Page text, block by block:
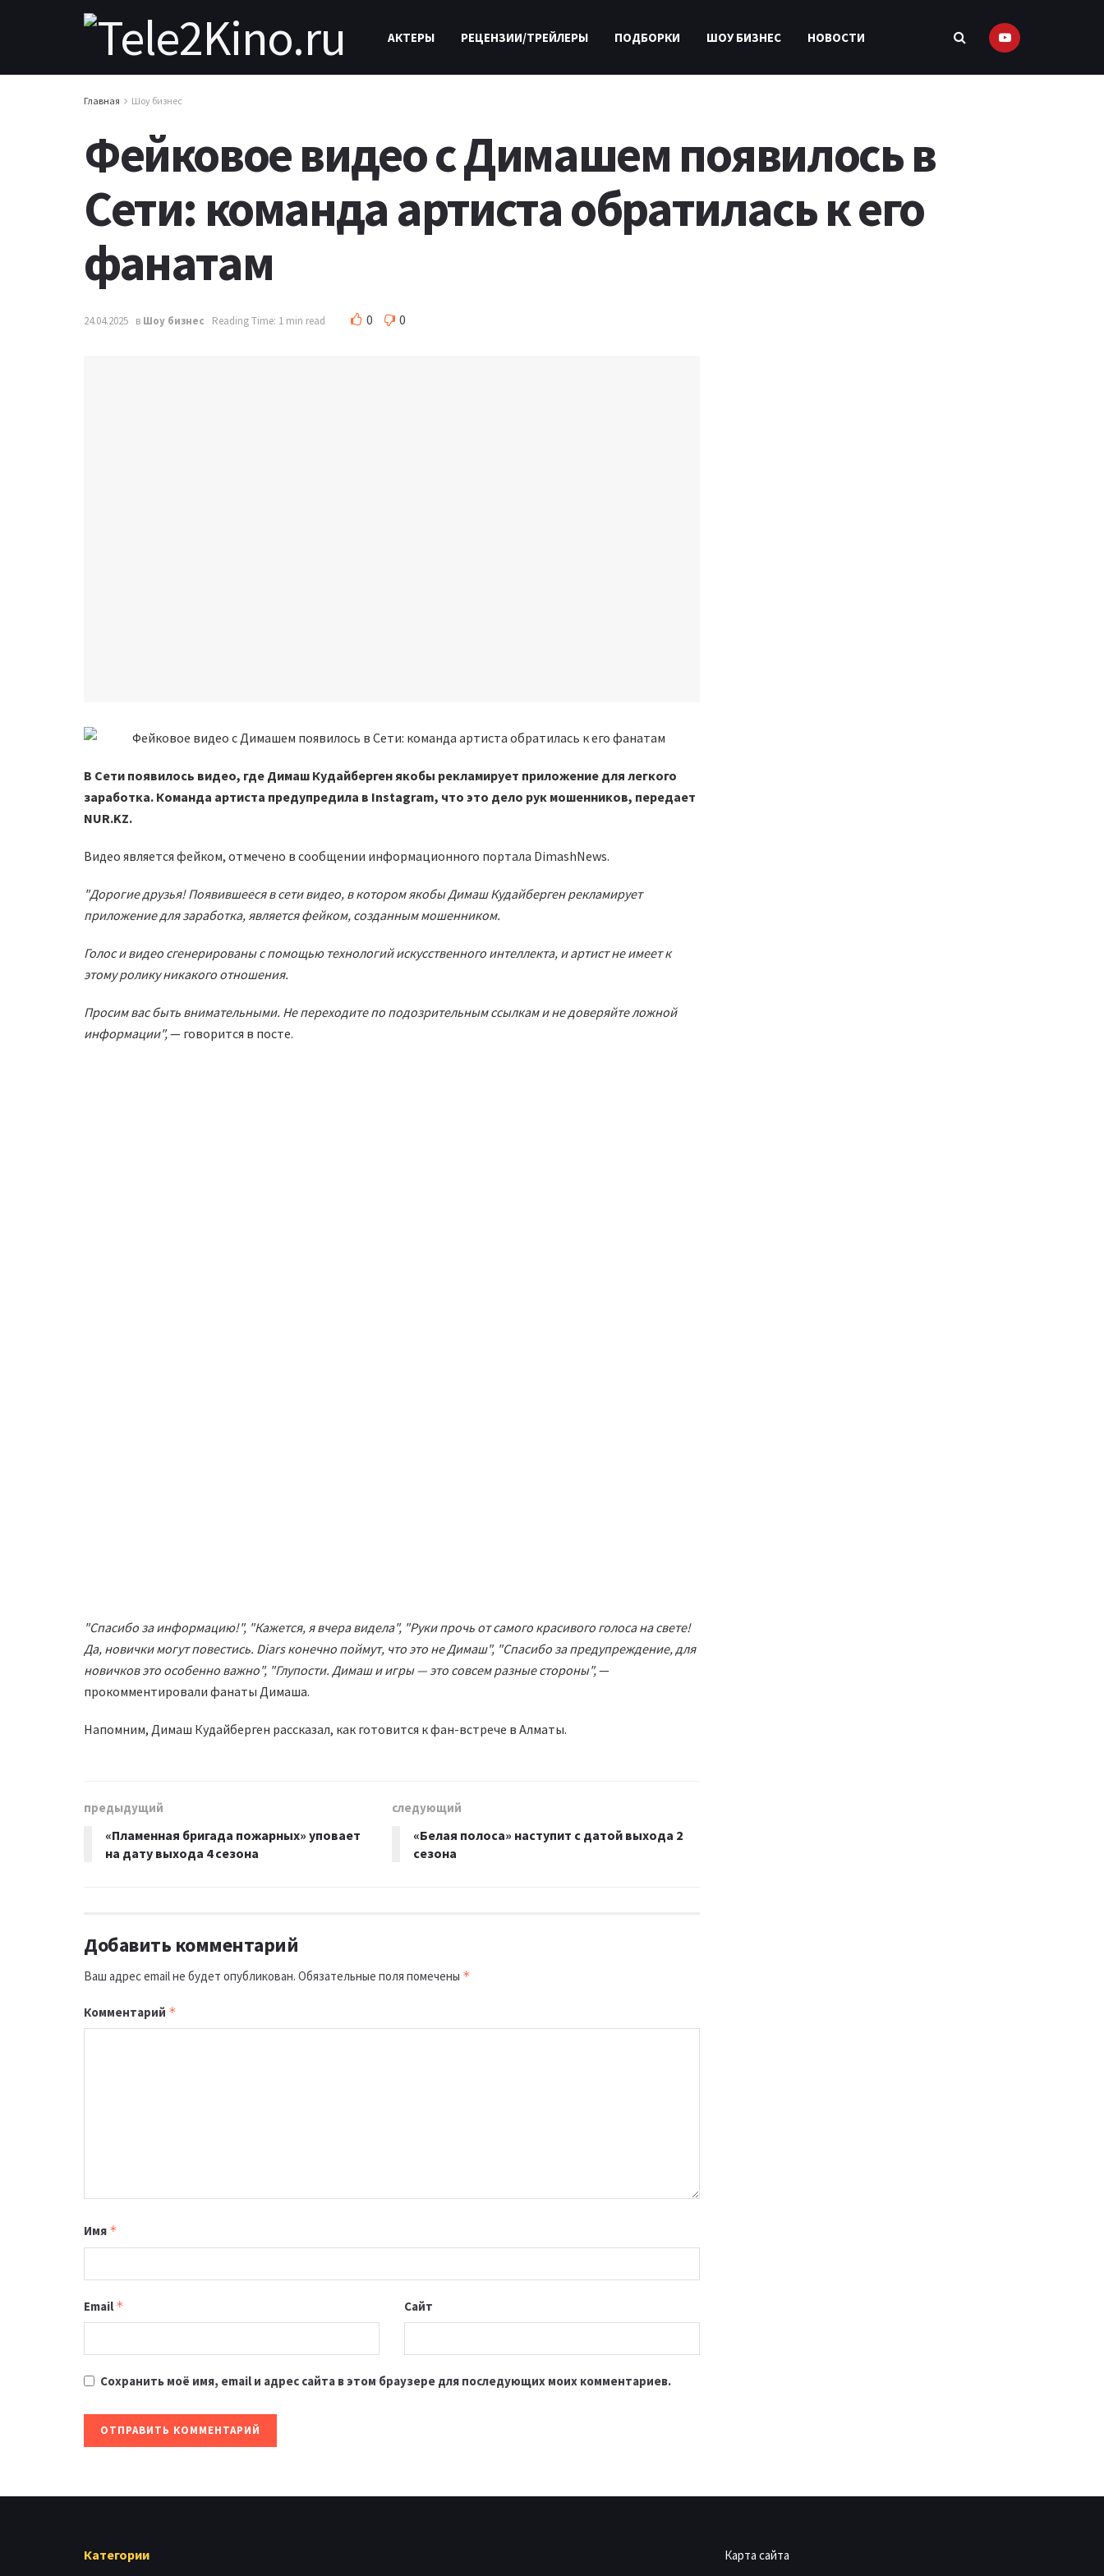
АКТЕРЫ РЕЦЕНЗИИ/ТРЕЙЛЕРЫ ПОДБОРКИ ШОУ БИЗНЕС НОВОСТИ
Главная Шоу бизнес
Фейковое видео с Димашем появилось в
Сети: команда артиста обратилась к его
фанатам
24.04.2025 в Шоу бизнес Reading Time: 1 min read 0 0
В Сети появилось видео, где Димаш Кудайберген якобы рекламирует приложение для легкого
заработка. Команда артиста предупредила в Instagram, что это дело рук мошенников, передает
NUR.KZ.
Видео является фейком, отмечено в сообщении информационного портала DimashNews.
"Дорогие друзья! Появившееся в сети видео, в котором якобы Димаш Кудайберген рекламирует
приложение для заработка, является фейком, созданным мошенником.
Голос и видео сгенерированы с помощью технологий искусственного интеллекта, и артист не имеет к
этому ролику никакого отношения.
Просим вас быть внимательными. Не переходите по подозрительным ссылкам и не доверяйте ложной
информации",— говорится в посте.
"Спасибо за информацию!", "Кажется, я вчера видела", "Руки прочь от самого красивого голоса на свете!
Да, новички могут повестись. Diars конечно поймут, что это не Димаш", "Спасибо за предупреждение, для
новичков это особенно важно", "Глупости. Димаш и игры — это совсем разные стороны",—
прокомментировали фанаты Димаша.
Напомним, Димаш Кудайберген рассказал, как готовится к фан-встрече в Алматы.
предыдущий
«Пламенная бригада пожарных» уповает
на дату выхода 4 сезона
следующий
«Белая полоса» наступит с датой выхода 2
сезона
Добавить комментарий
Ваш адрес email не будет опубликован. Обязательные поля помечены *
Комментарий *
Имя *
Email * Сайт
Сохранить моё имя, email и адрес сайта в этом браузере для последующих моих комментариев.
Категории Карта сайта